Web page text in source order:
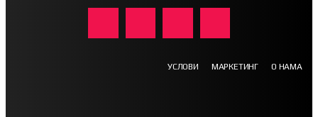
УСЛОВИ МАРКЕТИНГ О НАМА